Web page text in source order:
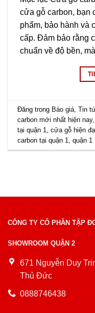
cửa gỗ carbon, bạn
phẩm, bảo hành và
cấp. Đảm bảo rằng
chuẩn về độ bền,
Đăng trong Báo giá ,Tin
carbon mới nhất hiện nay
tại quận 1
,cửa gỗ hiện
carbon tại quận 1
,quận 1
CÔNG TY CỔ PHẦN TẬP
SHOWROOM QUẬN 2
671 Nguyễn Duy
Thủ Đức
0888746438